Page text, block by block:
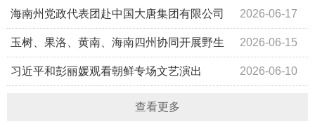
正出席观看
召开 2026-06-17
海南州党政代表团赴中国大唐集团有限公司
考察 2026-06-15
玉树、果洛、黄南、海南四州协同开展野生
冬虫夏草资源保护管理立法调研座谈会在海南州同德县召开
2026-06-10
习近平和彭丽媛观看朝鲜专场文艺演出
查看更多